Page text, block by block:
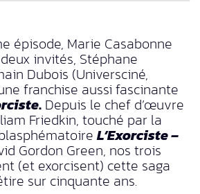
épisode, Marie Casabonne
invités, Stéphane
Dubois (Universciné,
franchise aussi fascinante
. Depuis le chef d’œuvre
Friedkin, touché par la
L’Exorciste –
Gordon Green, nos trois
(et exorcisent) cette saga
sur cinquante ans.